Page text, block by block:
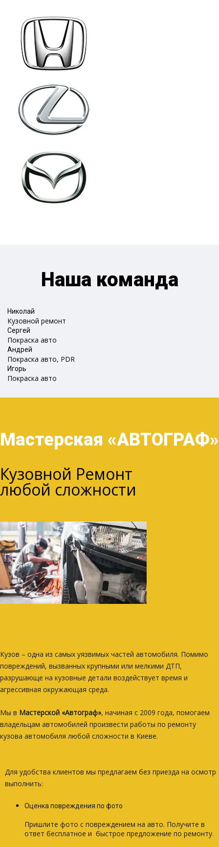
Наша команда
Николай
Кузовной ремонт
Сергей
Покраска авто
Андрей
Покраска авто, PDR
Игорь
Покраска авто
Мастерская «АВТОГРАФ»
Кузовной Ремонт
любой сложности
Кузов – одна из самых уязвимых частей автомобиля. Помимо
повреждений, вызванных крупными или мелкими ДТП,
разрушающе на кузовные детали воздействует время и
агрессивная окружающая среда.
Мы в Мастерской «Автограф», начиная с 2009 года, помогаем
владельцам автомобилей произвести работы по ремонту
кузова автомобиля любой сложности в Киеве.
Для удобства клиентов мы предлагаем без приезда на осмотр
выполнить:
Оценка повреждения по фото
Пришлите фото с повреждением на авто. Получите в
ответ бесплатное и быстрое предложение по ремонту.